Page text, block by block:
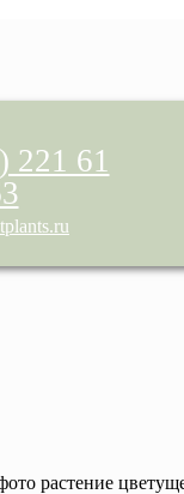
221 61
растение